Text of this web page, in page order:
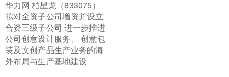
​华力网 柏星龙（833075）
拟对全资子公司增资并设立
合资三级子公司 进一步推进
公司创意设计服务、 创意包
装及文创产品生产业务的海
外布局与生产基地建设